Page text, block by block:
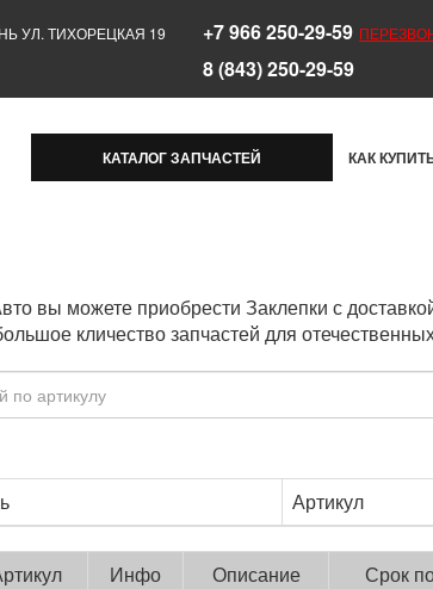
УЛ. ТИХОРЕЦКАЯ 19
+7 966 250-29-59
8 (843) 250-29-59
КАТАЛОГ ЗАПЧАСТЕЙ КАК
вы можете приобрести Заклепки с
кличество запчастей для
Артикул
Инфо Описание Срок